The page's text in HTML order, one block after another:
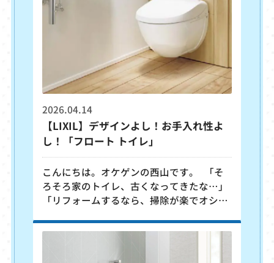
2026.04.14
【LIXIL】デザインよし！お手入れ性よ
し！「フロート トイレ」
こんにちは。オケゲンの西山です。 「そ
ろそろ家のトイレ、古くなってきたな…」
「リフォームするなら、掃除が楽でオシャ
からこそ、リフォームでは妥協したくない